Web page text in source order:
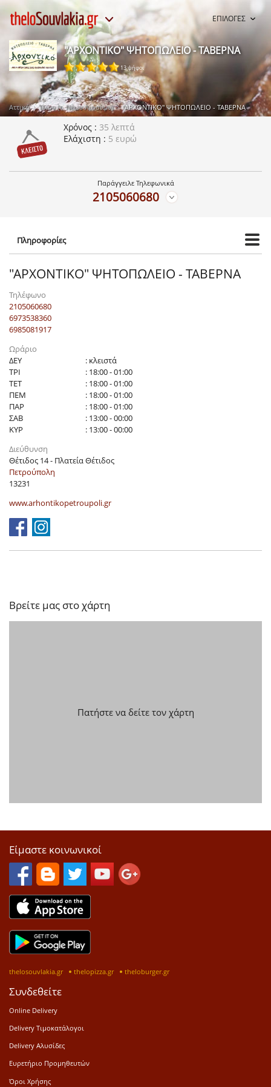
ΕΠΙΛΟΓΕΣ
"ΑΡΧΟΝΤΙΚΟ" ΨΗΤΟΠΩΛΕΙΟ - ΤΑΒΕΡΝΑ
13 ψήφοι
Αττική Ίλιον (τ. Νέων Λιοσίων) "ΑΡΧΟΝΤΙΚΟ" ΨΗΤΟΠΩΛΕΙΟ - ΤΑΒΕΡΝΑ
Χρόνος
35 λεπτά
Ελάχιστη
5 ευρώ
Παράγγειλε Τηλεφωνικά
2105060680
Πληροφορίες
"ΑΡΧΟΝΤΙΚΟ" ΨΗΤΟΠΩΛΕΙΟ - ΤΑΒΕΡΝΑ
Τηλέφωνο
2105060680
6973538360
6985081917
Ωράριο
ΔΕΥ
: κλειστά
ΤΡΙ
: 18:00 - 01:00
ΤΕΤ
: 18:00 - 01:00
ΠΕΜ
: 18:00 - 01:00
ΠΑΡ
: 18:00 - 01:00
ΣΑΒ
: 13:00 - 00:00
ΚΥΡ
: 13:00 - 00:00
Διεύθυνση
Θέτιδος 14 - Πλατεία Θέτιδος
Πετρούπολη
13231
www.arhontikopetroupoli.gr
Βρείτε μας στο χάρτη
Πατήστε να δείτε τον χάρτη
Είμαστε κοινωνικοί
thelosouvlakia.gr thelopizza.gr theloburger.gr
Συνδεθείτε
Online Delivery
Delivery Τιμοκατάλογοι
Delivery Αλυσίδες
Ευρετήριο Προμηθευτών
Όροι Χρήσης